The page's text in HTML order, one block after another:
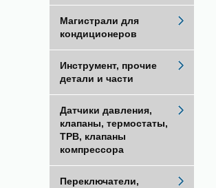
Магистрали для
кондиционеров
Инструмент, прочие
детали и части
Датчики давления,
клапаны, термостаты,
ТРВ, клапаны
компрессора
Переключатели,